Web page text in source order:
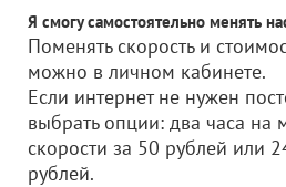
Я смогу самостоятельно менять
Поменять скорость и
можно в личном кабинете.
Если интернет не нужен
выбрать опции: два часа на
скорости за 50 рублей или
рублей.